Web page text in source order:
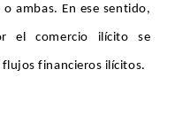
ambas. En ese sentido,
el comercio ilícito se
financieros ilícitos.